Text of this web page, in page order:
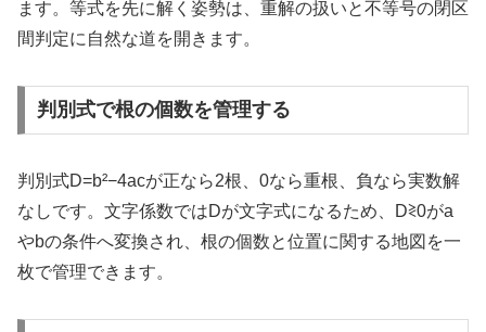
ます。等式を先に解く姿勢は、重解の扱いと不等号の閉区
間判定に自然な道を開きます。
判別式で根の個数を管理する
判別式D=b²−4acが正なら2根、0なら重根、負なら実数解
なしです。文字係数ではDが文字式になるため、D≷0がa
やbの条件へ変換され、根の個数と位置に関する地図を一
枚で管理できます。